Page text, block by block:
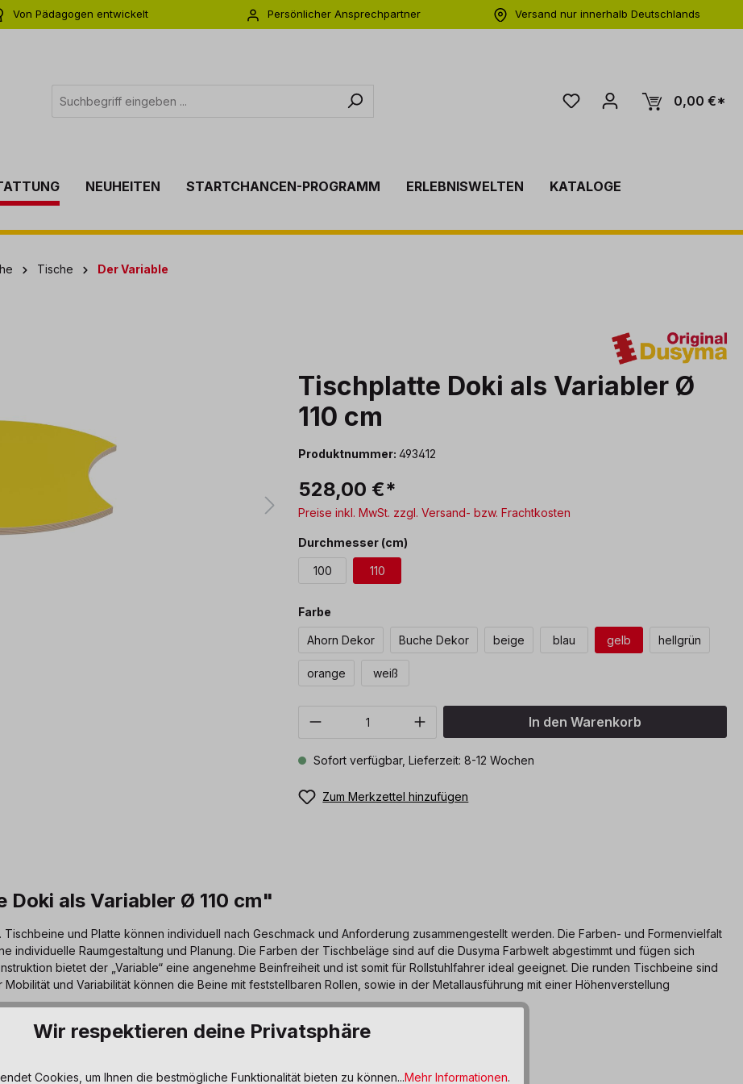
Von Pädagogen entwickelt
Persönlicher Ansprechpartner
Versand nur innerhalb Deutschlands
0,00 €*
NEUHEITEN STARTCHANCEN-PROGRAMM ERLEBNISWELTEN
KATALOGE
Tische Der Variable
Tischplatte Doki als Variabler Ø
110 cm
Produktnummer:493412
528,00 €*
Preise inkl. MwSt. zzgl. Versand- bzw. Frachtkosten
Durchmesser (cm)
100 110
Farbe
Ahorn Dekor Buche Dekor beige blau gelb hellgrün
orange weiß
Produkt Anzahl: Gib den gewünschten Wert
In den Warenkorb
Sofort verfügbar, Lieferzeit: 8-12 Wochen
Zum Merkzettel hinzufügen
als Variabler Ø 110 cm"
Tischbeine und Platte können individuell nach Geschmack und Anforderung zusammengestellt werden. Die Farben- und Formenvielfalt
individuelle Raumgestaltung und Planung. Die Farben der Tischbeläge sind auf die Dusyma Farbwelt abgestimmt und fügen sich
bietet der „Variable“ eine angenehme Beinfreiheit und ist somit für Rollstuhlfahrer ideal geeignet. Die runden Tischbeine sind
und Variabilität können die Beine mit feststellbaren Rollen, sowie in der Metallausführung mit einer Höhenverstellung
Wir respektieren deine Privatsphäre
Cookies, um Ihnen die bestmögliche Funktionalität bieten zu können...Mehr Informationen.